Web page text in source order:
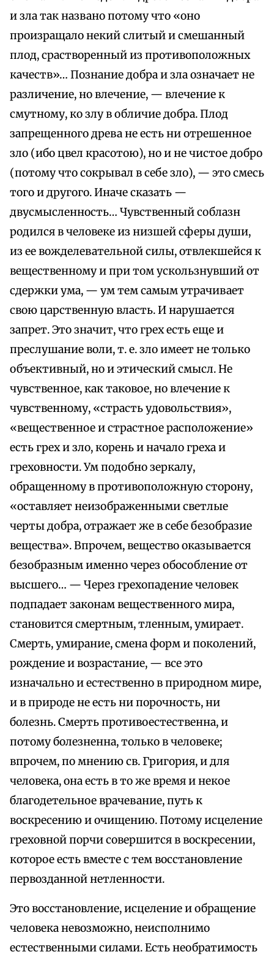
и зла так названо потому что «оно
произращало некий слитый и смешанный
плод, срастворенный из противоположных
качеств»… Познание добра и зла означает не
различение, но влечение, — влечение к
смутному, ко злу в обличие добра. Плод
запрещенного древа не есть ни отрешенное
зло (ибо цвел красотою), но и не чистое добро
(потому что сокрывал в себе зло), — это смесь
того и другого. Иначе сказать —
двусмысленность… Чувственный соблазн
родился в человеке из низшей сферы души,
из ее вожделевательной силы, отвлекшейся к
вещественному и при том ускользнувший от
сдержки ума, — ум тем самым утрачивает
свою царственную власть. И нарушается
запрет. Это значит, что грех есть еще и
преслушание воли, т. е. зло имеет не только
объективный, но и этический смысл. Не
чувственное, как таковое, но влечение к
чувственному, «страсть удовольствия»,
«вещественное и страстное расположение»
есть грех и зло, корень и начало греха и
греховности. Ум подобно зеркалу,
обращенному в противоположную сторону,
«оставляет неизображенными светлые
черты добра, отражает же в себе безобразие
вещества». Впрочем, вещество оказывается
безобразным именно через обособление от
высшего… — Через грехопадение человек
подпадает законам вещественного мира,
становится смертным, тленным, умирает.
Смерть, умирание, смена форм и поколений,
рождение и возрастание, — все это
изначально и естественно в природном мире,
и в природе не есть ни порочность, ни
болезнь. Смерть противоестественна, и
потому болезненна, только в человеке;
впрочем, по мнению св. Григория, и для
человека, она есть в то же время и некое
благодетельное врачевание, путь к
воскресению и очищению. Потому исцеление
греховной порчи совершится в воскресении,
которое есть вместе с тем восстановление
первозданной нетленности.
Это восстановление, исцеление и обращение
человека невозможно, неисполнимо
естественными силами. Есть необратимость